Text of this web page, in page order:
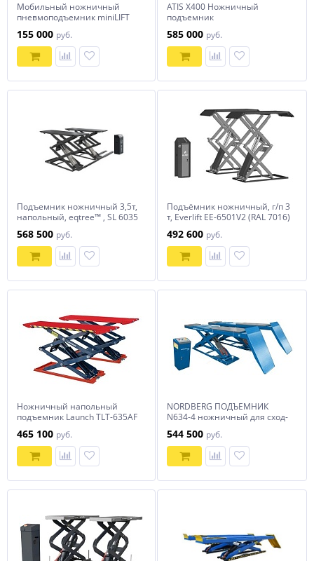
Мобильный ножничный
пневмоподъемник miniLIFT
155 000 руб.
ATIS X400 Ножничный
подъемник
585 000 руб.
Подъемник ножничный 3,5т,
напольный, eqtree™ , SL 6035
568 500 руб.
Подъёмник ножничный, г/п 3
т, Everlift EE-6501V2 (RAL 7016)
492 600 руб.
Ножничный напольный
подъемник Launch TLT-635AF
465 100 руб.
NORDBERG ПОДЪЕМНИК
N634-4 ножничный для сход-
В
544 500 руб.